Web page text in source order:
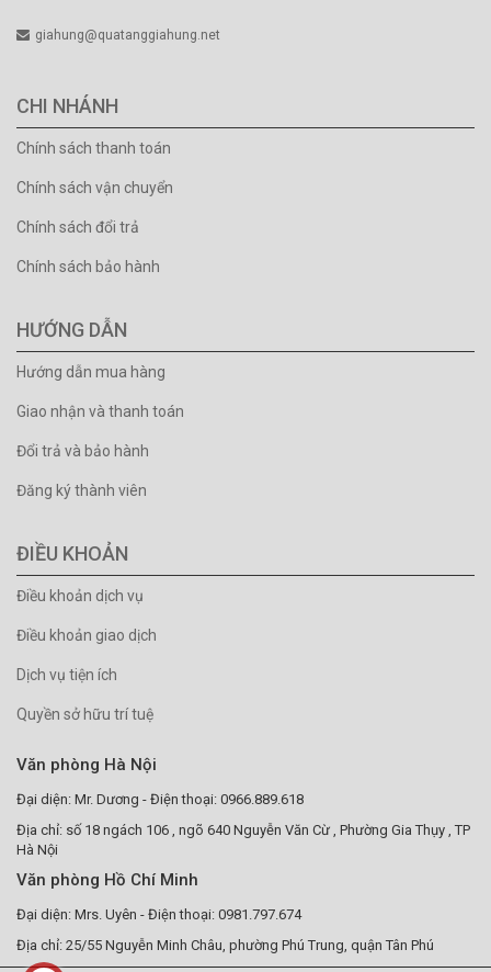
giahung@quatanggiahung.net
CHI NHÁNH
Chính sách thanh toán
Chính sách vận chuyển
Chính sách đổi trả
Chính sách bảo hành
HƯỚNG DẪN
Hướng dẫn mua hàng
Giao nhận và thanh toán
Đổi trả và bảo hành
Đăng ký thành viên
ĐIỀU KHOẢN
Điều khoản dịch vụ
Điều khoản giao dịch
Dịch vụ tiện ích
Quyền sở hữu trí tuệ
Văn phòng Hà Nội
Đại diện: Mr. Dương - Điện thoại: 0966.889.618
Địa chỉ: số 18 ngách 106 , ngõ 640 Nguyễn Văn Cừ , Phường Gia Thụy , TP
Hà Nội
Văn phòng Hồ Chí Minh
Đại diện: Mrs. Uyên - Điện thoại: 0981.797.674
Địa chỉ: 25/55 Nguyễn Minh Châu, phường Phú Trung, quận Tân Phú